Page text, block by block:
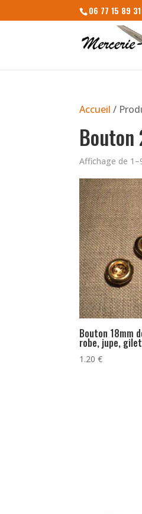
06 77 15 89 31
Accueil /
Affichage de
Bouton 18mm
robe, jupe, gilet
1.20€